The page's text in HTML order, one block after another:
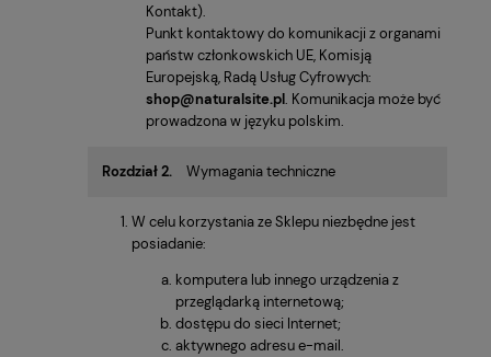
Kontakt).
Punkt kontaktowy do komunikacji z organami
państw członkowskich UE, Komisją
Europejską, Radą Usług Cyfrowych:
shop@naturalsite.pl. Komunikacja może być
prowadzona w języku polskim.
Rozdział 2. Wymagania techniczne
W celu korzystania ze Sklepu niezbędne jest
posiadanie:
komputera lub innego urządzenia z
przeglądarką internetową;
dostępu do sieci Internet;
aktywnego adresu e-mail.